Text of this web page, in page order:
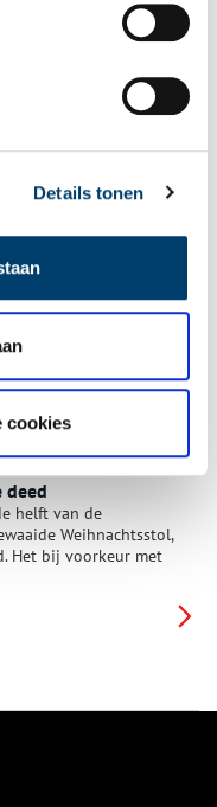
Details tonen
cookies
van
geopend en onder
rondleiders leggen
deed
helft van de
Weihnachtsstol,
Het bij voorkeur met